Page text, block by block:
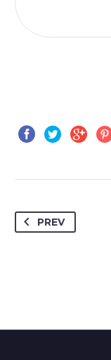
PREV